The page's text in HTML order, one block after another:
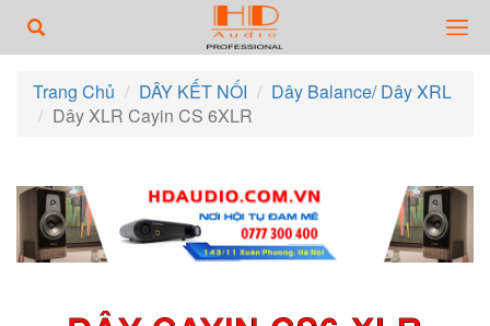
Trang Chủ DÂY KẾT NỐI
Dây Balance/ Dây XRL
Dây XLR Cayin CS 6XLR